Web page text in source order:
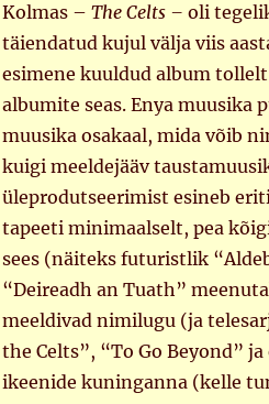
Kolmas – The Celts – oli
täiendatud kujul välja viis
esimene kuuldud album
albumite seas. Enya muusika
muusika osakaal, mida võib
kuigi meeldejääv
üleprodutseerimist esineb
tapeeti minimaalselt, pea
sees (näiteks futuristlik
“Deireadh an Tuath”
meeldivad nimilugu (ja
the Celts”, “To Go Beyond”
ikeenide kuninganna (kelle